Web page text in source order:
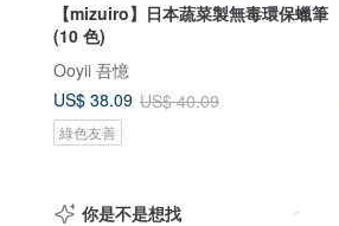
【mizuiro】日本蔬菜製無毒環保蠟筆
(10 色)
Ooyii 吾憶
US$ 38.09 US$ 40.09
綠色友善
你是不是想找